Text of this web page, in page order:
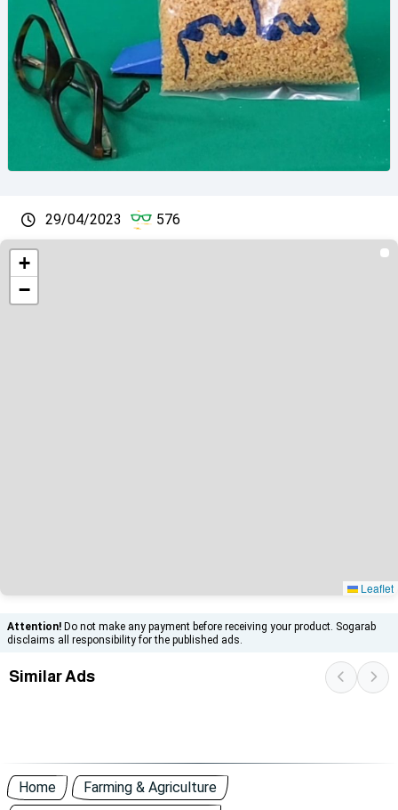
29/04/2023 576
+
−
Leaflet
Attention! Do not make any payment before receiving your product. Sogarab
disclaims all responsibility for the published ads.
Similar Ads
Home
Farming & Agriculture